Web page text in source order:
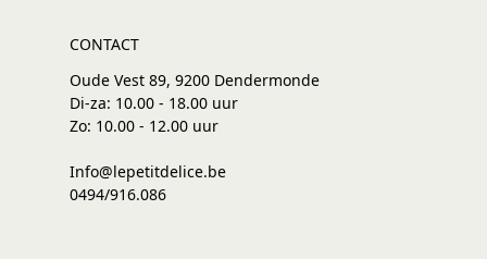
CONTACT
Oude Vest 89, 9200 Dendermonde
Di-za: 10.00 - 18.00 uur
Zo: 10.00 - 12.00 uur
Info@lepetitdelice.be
0494/916.086